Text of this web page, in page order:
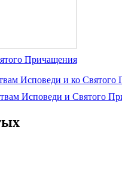
Причащения
Исповеди и Святого